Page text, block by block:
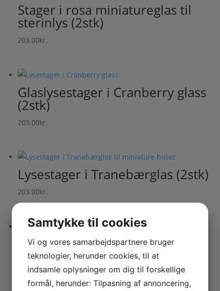
Stager i rosa miniatureglas til
sterinlys (2stk)
203.00kr.
Glaslysestager i Cranberry glass
(2stk)
203.00kr.
Lysestager i Tranebærglas (2stk)
203.00kr.
Tranebærglasvase – buttet og
med bølger
173.00kr.
Samtykke til cookies
Vi og vores samarbejdspartnere bruger
teknologier, herunder cookies, til at
indsamle oplysninger om dig til forskellige
formål, herunder: Tilpasning af annoncering,